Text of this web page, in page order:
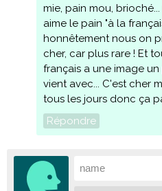
mie, pain mou,
aime le pain "à la
honnêtement nous on
cher, car plus rare ! Et
français a une image
vient avec... C'est cher
tous les jours donc ça
Répondre